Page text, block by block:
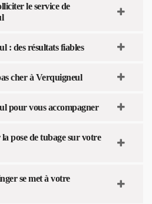
le service de
: des résultats fiables
cher à Verquigneul
pour vous accompagner
pose de tubage sur votre
se met à votre